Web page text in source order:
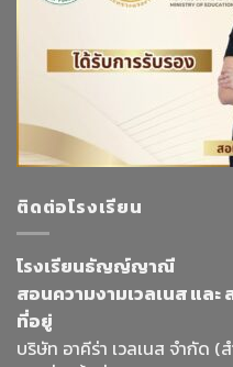
ติดต่อโรงเรียน
โรงเรียนธัญญ์ญาณี
สอนความงามเวลเนส และ
ที่อยู่
บริษัท อาคีร่า เวลเนส จำกัด (